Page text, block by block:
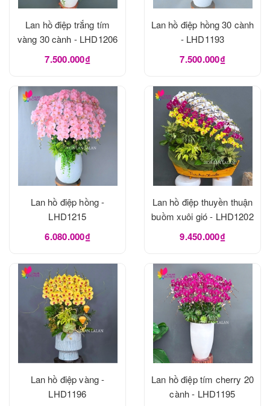
Lan hồ điệp trắng tím
vàng 30 cành - LHD1206
7.500.000₫
Lan hồ điệp hồng 30 cành
- LHD1193
7.500.000₫
Lan hồ điệp hồng -
LHD1215
6.080.000₫
Lan hồ điệp thuyền thuận
buồm xuôi gió - LHD1202
9.450.000₫
Lan hồ điệp vàng -
LHD1196
Lan hồ điệp tím cherry 20
cành - LHD1195